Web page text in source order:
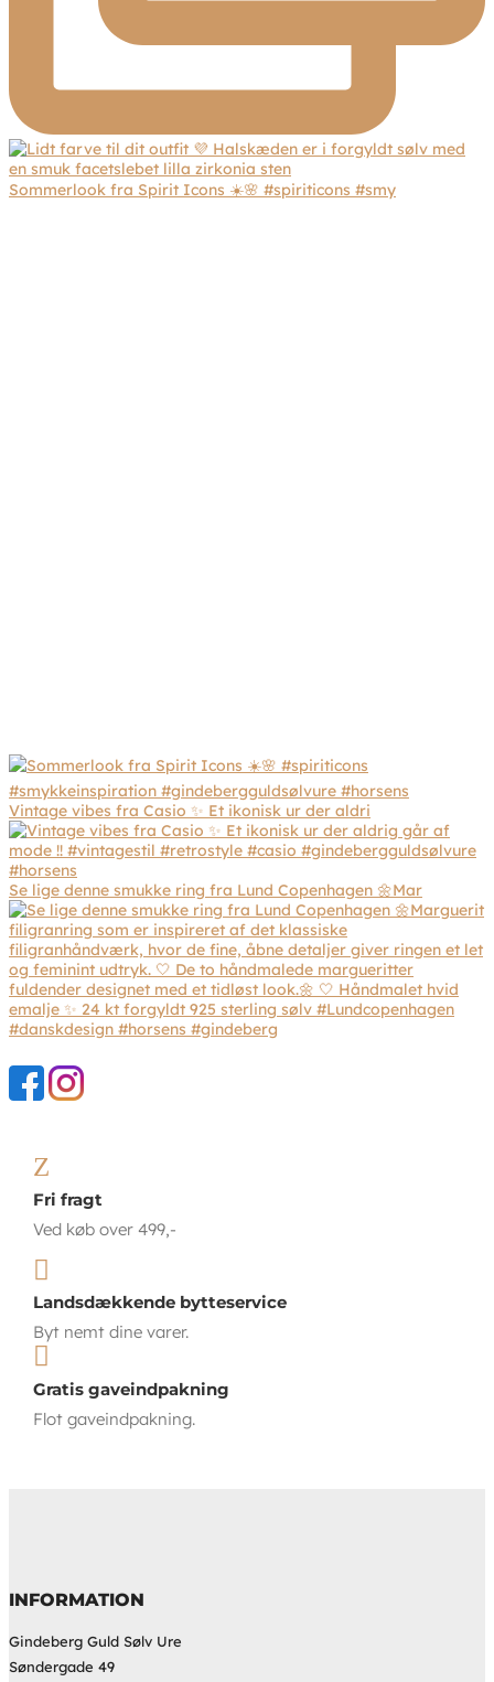
Sommerlook fra Spirit Icons ☀️🌸 #spiriticons #smy
Vintage vibes fra Casio ✨ Et ikonisk ur der aldri
Se lige denne smukke ring fra Lund Copenhagen 🌼Mar
Z
Fri fragt
Ved køb over 499,-

Landsdækkende bytteservice
Byt nemt dine varer.

Gratis gaveindpakning
Flot gaveindpakning.
INFORMATION
Gindeberg Guld Sølv Ure
Søndergade 49